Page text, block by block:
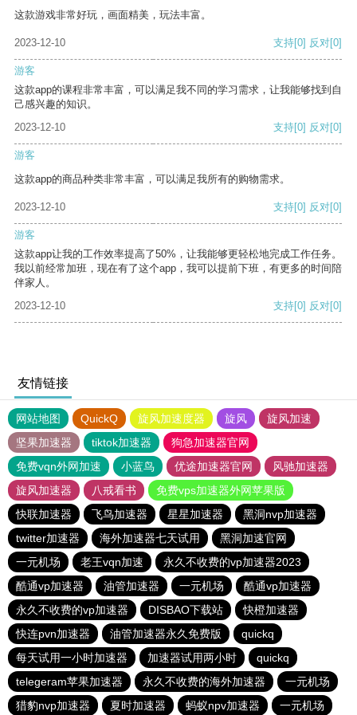
这款游戏非常好玩，画面精美，玩法丰富。
2023-12-10 支持[0] 反对[0]
游客
这款app的课程非常丰富，可以满足我不同的学习需求，让我能够找到自
己感兴趣的知识。
2023-12-10
支持[0] 反对[0]
游客
这款app的商品种类非常丰富，可以满足我所有的购物需求。
2023-12-10 支持[0] 反对[0]
游客
这款app让我的工作效率提高了50%，让我能够更轻松地完成工作任务。
我以前经常加班，现在有了这个app，我可以提前下班，有更多的时间陪
伴家人。
2023-12-10
支持[0] 反对[0]
友情链接
网站地图 QuickQ 旋风加速度器 旋风
旋风加速
坚果加速器
tiktok加速器
狗急加速器官网
免费vqn外网加速
小蓝鸟 优途加速器官网
风驰加速器
旋风加速器
八戒看书
免费vps加速器外网苹果版
快联加速器
飞鸟加速器 星星加速器
黑洞nvp加速器
twitter加速器
海外加速器七天试用
黑洞加速官网
一元机场
老王vqn加速
永久不收费的vp加速器2023
酷通vp加速器
油管加速器 一元机场
酷通vp加速器
永久不收费的vp加速器
DISBAO下载站
快橙加速器
快连pvn加速器
油管加速器永久免费版
quickq
每天试用一小时加速器
加速器试用两小时
quickq
telegeram苹果加速器
永久不收费的海外加速器
一元机场
猎豹nvp加速器
夏时加速器 蚂蚁npv加速器 一元机场